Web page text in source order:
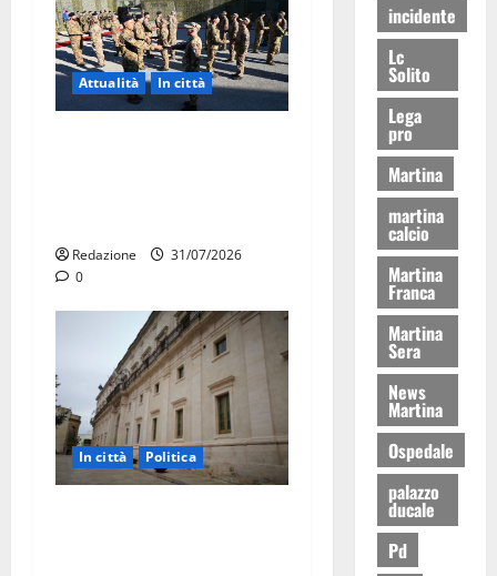
Attualità In città
Redazione
31/07/2026
0
In città Politica
incidente
Lc
Solito
Lega
pro
Martina
martina
calcio
Martina
Franca
Martina
Sera
News
Martina
Ospedale
palazzo
ducale
Pd